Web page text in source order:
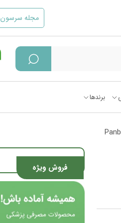
مجله سرسون
برندها
فروش ویژه